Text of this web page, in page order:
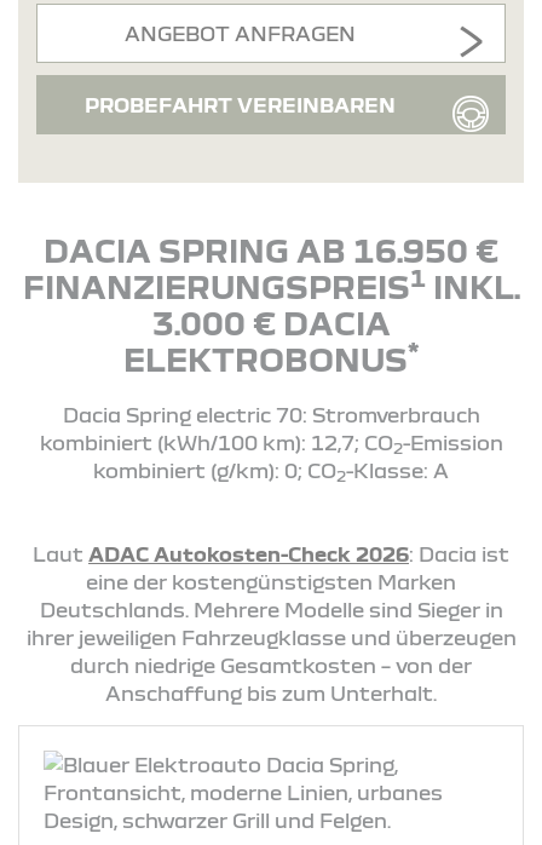
ANGEBOT ANFRAGEN
PROBEFAHRT VEREINBAREN
DACIA SPRING AB 16.950 €
FINANZIERUNGSPREIS1INKL.
3.000 € DACIA
ELEKTROBONUS*
Dacia Spring electric 70: Stromverbrauch
kombiniert (kWh/100 km): 12,7; CO2-Emission
kombiniert (g/km): 0; CO2-Klasse: A
Laut ADAC Autokosten-Check 2026: Dacia ist
eine der kostengünstigsten Marken
Deutschlands. Mehrere Modelle sind Sieger in
ihrer jeweiligen Fahrzeugklasse und überzeugen
durch niedrige Gesamtkosten – von der
Anschaffung bis zum Unterhalt.